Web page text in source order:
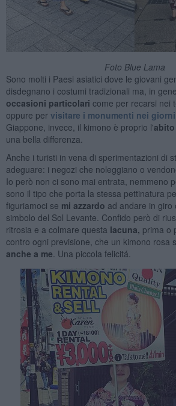
Foto Blue Lama
Sono molti i Paesi asiatici dove le giovani
disdegnano i costumi tradizionali ma, in
occasioni particolari come per recarsi nei
oppure per visitare i monumenti nei
Giappone, invece, il kimono è proprio l'
una bella differenza.
Anche i turisti in vena di sperimentazioni di
adeguare: i negozi che noleggiano o
Io però non ci sono mai entrata, nemmeno
sono il tipo che porta la stessa pettinatura
figuriamoci se mi azzardo ad andare in giro
simbolo del Sol Levante. Confido però di
ritrosia e a colmare questa lacuna, prima o
contro ogni previsione, che un kimono rosa
anche a me. Una piccola felicitá.